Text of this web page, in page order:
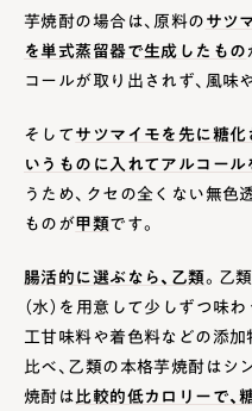
芋焼酎の場合は、原料のサツ
を単式蒸留器で生成したもの
コールが取り出されず、風味
そしてサツマイモを先に糖
いうものに入れてアルコー
うため、クセの全くない無
ものが甲類です。
腸活的に選ぶなら、乙類。乙
（水）を用意して少しずつ味
工甘味料や着色料などの添
比べ、乙類の本格芋焼酎はシ
焼酎は比較的低カロリーで、